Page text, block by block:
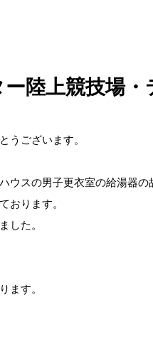
ー陸上競技場
うございます。
ウスの男子更衣室の給湯器
おります。
した。
ます。